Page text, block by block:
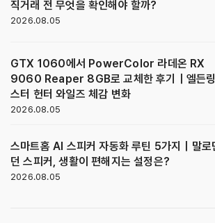
직거래 전 무엇을 확인해야 할까?
2026.08.05
GTX 1060에서 PowerColor 라데온 RX
9060 Reaper 8GB로 교체한 후기｜엘든링
스터 헌터 와일즈 체감 변화
2026.08.05
스마트홈 AI 스피커 자동화 루틴 5가지｜말로
던 스피커, 생활이 편해지는 설정은?
2026.08.05